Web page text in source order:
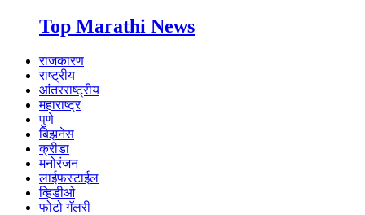
Top Marathi News
राजकारण
राष्ट्रीय
आंतरराष्ट्रीय
महाराष्ट्र
पुणे
बिझनेस
क्रीडा
मनोरंजन
लाईफस्टाईल
व्हिडीओ
फोटो गॅलरी